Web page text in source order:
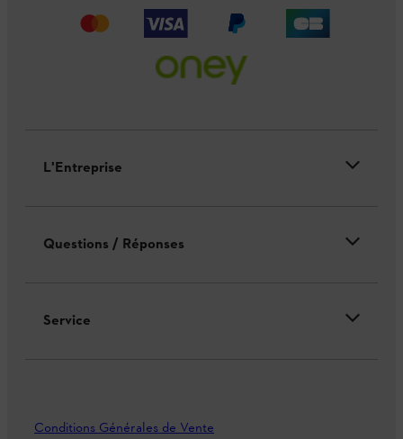
L'Entreprise
Questions / Réponses
Service
Conditions Générales de Vente